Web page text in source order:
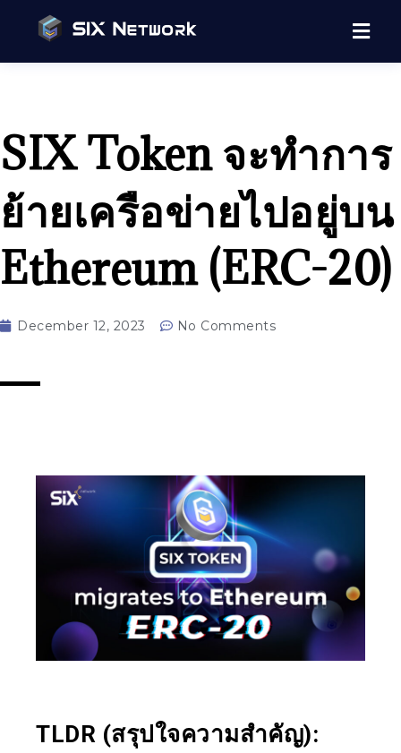
SIX Token จะทำการ
ย้ายเครือข่ายไปอยู่บน
Ethereum (ERC-20)
December 12, 2023 No Comments
TLDR (สรุปใจความสำคัญ):